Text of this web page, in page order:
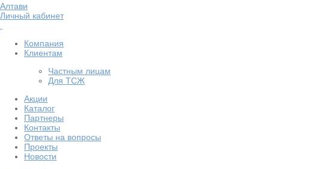
Алтави
Личный кабинет
Компания
Клиентам
Частным лицам
Для ТСЖ
Акции
Каталог
Партнеры
Контакты
Ответы на вопросы
Проекты
Новости